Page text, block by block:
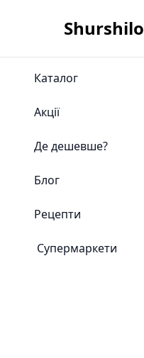
Shurshilo
Каталог
Акції
Де дешевше?
Блог
Рецепти
Супермаркети